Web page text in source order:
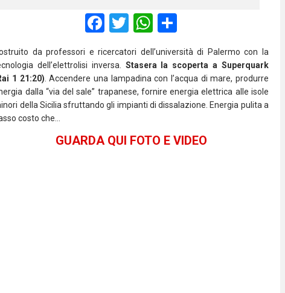
F
ce
b
o
k
T
wi
tt
er
W
h
at
s
A
p
h
ar
e
da professori e ricercatori dell’università di Palermo con la
dell’elettrolisi inversa. Stasera la scoperta a Superquark
1 21:20) . Accendere una lampadina con l’acqua di mare, produrre
dalla “via del sale” trapanese, fornire energia elettrica alle isole
della Sicilia sfruttando gli impianti di dissalazione. Energia pulita a
costo che…
GUARDA QUI FOTO E VIDEO